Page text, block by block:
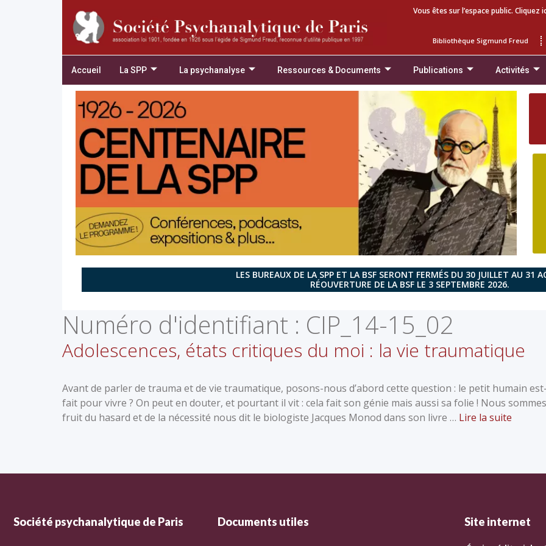
Vous êtes sur l’espace public.
Bibliothèque Sigmund Freud
Accueil La SPP La psychanalyse Ressources & Documents Publications Activités
LES BUREAUX DE LA SPP ET LA BSF SERONT FERMÉS DU 30 JUILLET AU 31
RÉOUVERTURE DE LA BSF LE 3 SEPTEMBRE 2026.
Numéro d'identifiant : CIP_14-15_02
Adolescences, états critiques du moi : la vie traumatique
Avant de parler de trauma et de vie traumatique, posons-nous d’abord cette question : le petit humain
fait pour vivre ? On peut en douter, et pourtant il vit : cela fait son génie mais aussi sa folie ! Nous
fruit du hasard et de la nécessité nous dit le biologiste Jacques Monod dans son livre … Lire la suite
Société psychanalytique de Paris Documents utiles Site internet